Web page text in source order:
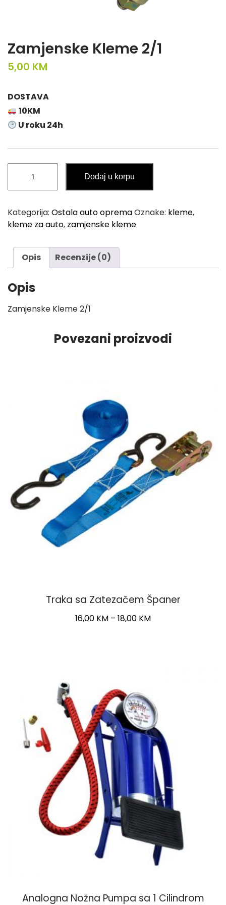
Zamjenske Kleme 2/1
5,00 KM
DOSTAVA
10KM
U roku 24h
Kleme
2/1
Dodaj u korpu
Kategorija: Ostala auto opremaOznake: kleme,
kleme za auto, zamjenske kleme
Opis Recenzije (0)
Opis
Zamjenske Kleme 2/1
Povezani proizvodi
Traka sa Zatezačem Španer
16,00 KM – 18,00 KMPrice
The
options
may
be
chosen
on
the
product
page
Analogna Nožna Pumpa sa 1 Cilindrom